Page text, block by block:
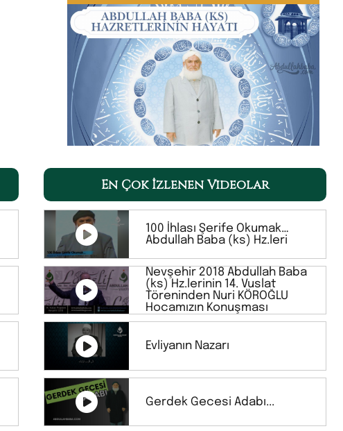
En Çok İzlenen Videolar
100 İhlası Şerife Okumak…
Abdullah Baba (ks) Hz.leri
Nevşehir 2018 Abdullah Baba
(ks) Hz.lerinin 14. Vuslat
Töreninden Nuri KÖROĞLU
Hocamızın Konuşması
Evliyanın Nazarı
Gerdek Gecesi Adabı...